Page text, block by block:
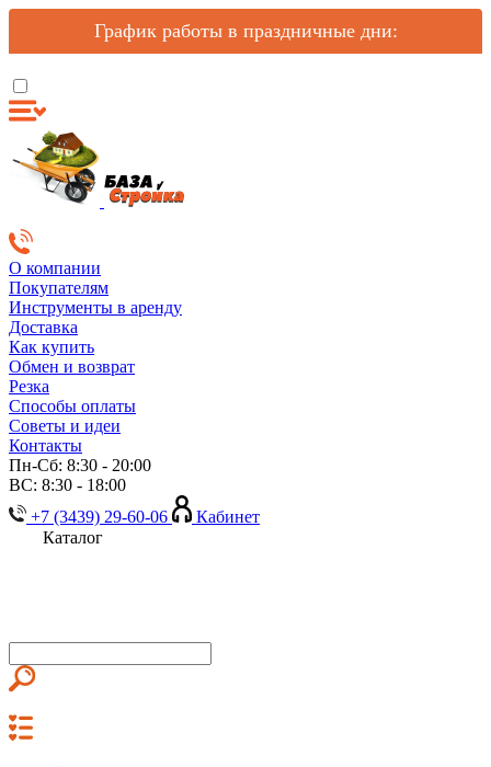
График работы в праздничные дни:
О компании
Покупателям
Инструменты в аренду
Доставка
Как купить
Обмен и возврат
Резка
Способы оплаты
Советы и идеи
Контакты
Пн-Сб: 8:30 - 20:00
ВС: 8:30 - 18:00
+7 (3439) 29-60-06
Кабинет
Каталог